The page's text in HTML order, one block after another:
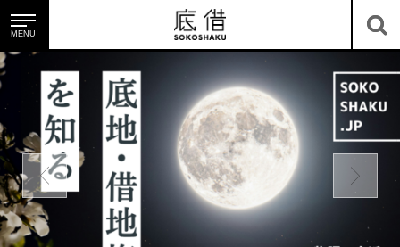
MENU
底地・借地を知る